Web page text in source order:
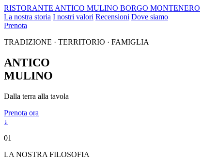
RISTORANTE ANTICO MULINO BORGO MONTENERO
La nostra storia I nostri valori Recensioni Dove siamo
Prenota
TRADIZIONE · TERRITORIO · FAMIGLIA
ANTICO
MULINO
Dalla terra alla tavola
Prenota ora
↓
01
LA NOSTRA FILOSOFIA